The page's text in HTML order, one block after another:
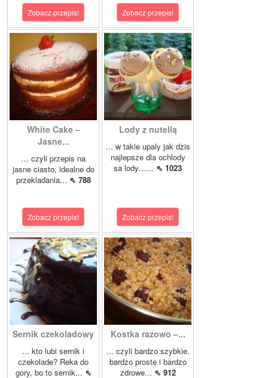
Zobacz przepis! Zobacz przepis!
White Cake –
Jasne...
… czyli przepis na
jasne ciasto, idealne do
przekladania... ⇖ 788
Zobacz przepis!
Lody z nutellą
… w takie upaly jak dzis
najlepsze dla ochlody
sa lody…... ⇖ 1023
Zobacz przepis!
Sernik czekoladowy
... kto lubi sernik i
czekolade? Reka do
gory, bo to sernik... ⇖
Kostka razowo –...
… czyli bardzo szybkie,
bardzo proste i bardzo
zdrowe... ⇖ 912